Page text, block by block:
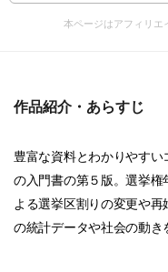
本ページはアフィリエ
作品紹介・あらすじ
豊富な資料とわかりやす
の入門書の第５版。選挙権
よる選挙区割りの変更や
の統計データや社会の動き